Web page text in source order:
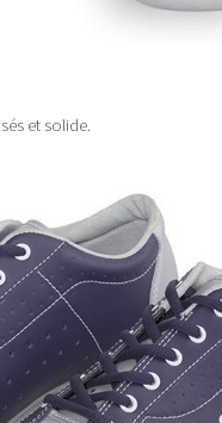
et solide.